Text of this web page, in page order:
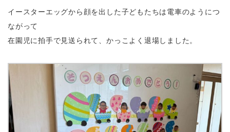
イースターエッグから顔を出した子どもたちは電車のようにつ
ながって
在園児に拍手で見送られて、かっこよく退場しました。